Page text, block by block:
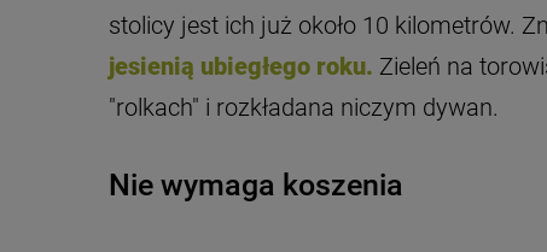
stolicy jest ich już około 10 kilometrów.
jesienią ubiegłego roku. Zieleń na
"rolkach" i rozkładana niczym dywan.
Nie wymaga koszenia